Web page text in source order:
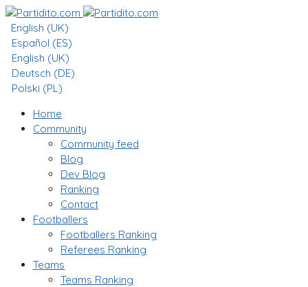
English (UK)
Español (ES)
English (UK)
Deutsch (DE)
Polski (PL)
Home
Community
Community feed
Blog
Dev Blog
Ranking
Contact
Footballers
Footballers Ranking
Referees Ranking
Teams
Teams Ranking